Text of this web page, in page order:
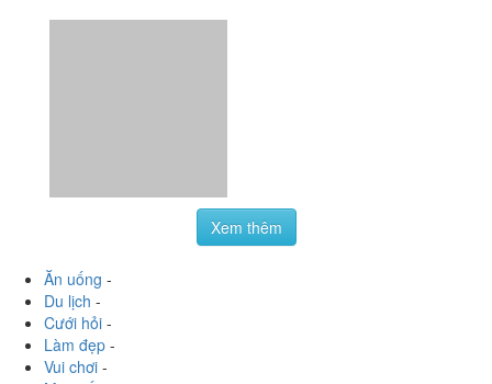
Xem thêm
Ăn uống -
Du lịch -
Cưới hỏi -
Làm đẹp -
Vui chơi -